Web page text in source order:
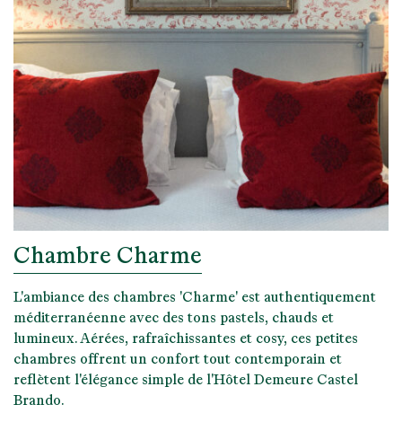
Chambre Charme
L'ambiance des chambres 'Charme' est authentiquement
méditerranéenne avec des tons pastels, chauds et
lumineux. Aérées, rafraîchissantes et cosy, ces petites
chambres offrent un confort tout contemporain et
reflètent l'élégance simple de l'Hôtel Demeure Castel
Brando.